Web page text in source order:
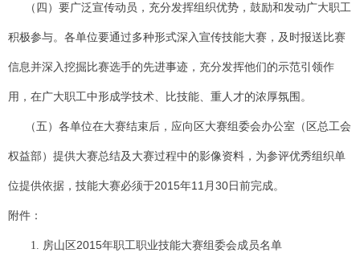
（四）要广泛宣传动员，充分发挥组织优势，鼓励和发动广大职工
积极参与。各单位要通过多种形式深入宣传技能大赛，及时报送比赛
信息并深入挖掘比赛选手的先进事迹，充分发挥他们的示范引领作
用，在广大职工中形成学技术、比技能、重人才的浓厚氛围。
（五）各单位在大赛结束后，应向区大赛组委会办公室（区总工会
权益部）提供大赛总结及大赛过程中的影像资料，为参评优秀组织单
位提供依据，技能大赛必须于2015年11月30日前完成。
附件：
1. 房山区2015年职工职业技能大赛组委会成员名单